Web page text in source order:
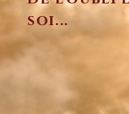
soi...